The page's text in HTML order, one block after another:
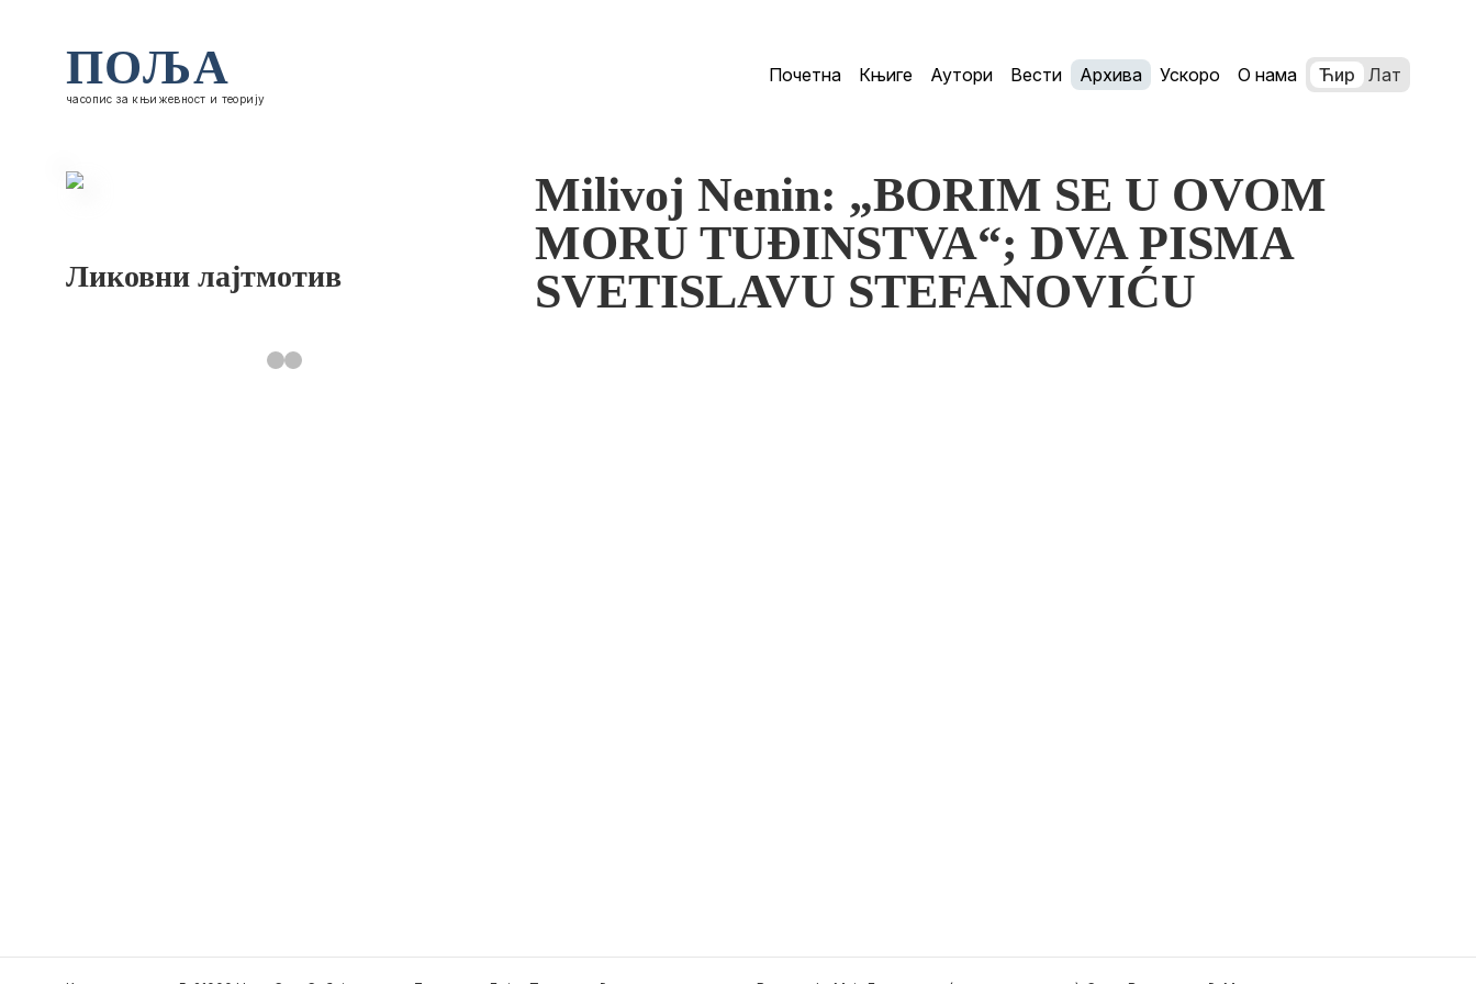
ПОЉА
часопис за књижевност и теорију
Почетна Књиге Аутори Вести Архива Ускоро О нама Ћир Лат
Ликовни лајтмотив
Milivoj Nenin: „BORIM SE U OVOM
MORU TUĐINSTVA“; DVA PISMA
SVETISLAVU STEFANOVIĆU